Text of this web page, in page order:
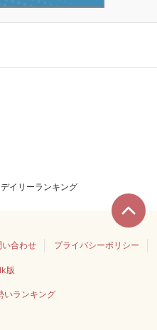
デイリーランキング
い合わせ プライバシーポリシー
版
いランキング